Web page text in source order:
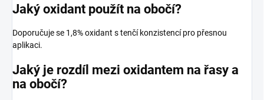
Jaký oxidant použít na obočí?
Doporučuje se 1,8% oxidant s tenčí konzistencí pro přesnou
aplikaci.
Jaký je rozdíl mezi oxidantem na řasy a
na obočí?